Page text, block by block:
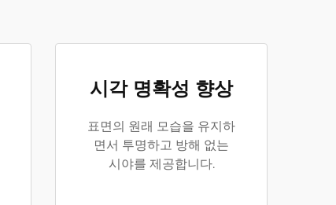
시각 명확성 향상
표면의 원래 모습을 유지하
면서 투명하고 방해 없는
시야를 제공합니다.